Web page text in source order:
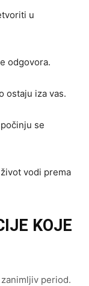
u
odgovora.
ostaju iza vas.
se
vodi prema
KOJE
period.